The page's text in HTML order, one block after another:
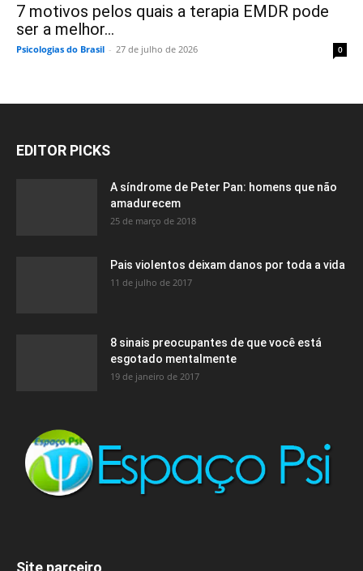
7 motivos pelos quais a terapia EMDR pode
ser a melhor...
Psicologias do Brasil - 27 de julho de 2026 0
EDITOR PICKS
A síndrome de Peter Pan: homens que não
amadurecem
25 de março de 2018
Pais violentos deixam danos por toda a vida
11 de julho de 2017
8 sinais preocupantes de que você está
esgotado mentalmente
19 de janeiro de 2017
Site parceiro